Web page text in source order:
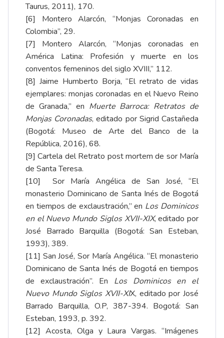
Taurus, 2011), 170.
[6] Montero Alarcón, “Monjas Coronadas en
Colombia”, 29.
[7] Montero Alarcón, “Monjas coronadas en
América Latina: Profesión y muerte en los
conventos femeninos del siglo XVIII,” 112.
[8] Jaime Humberto Borja, “El retrato de vidas
ejemplares: monjas coronadas en el Nuevo Reino
de Granada,” en Muerte Barroca: Retratos de
Monjas Coronadas, editado por Sigrid Castañeda
(Bogotá: Museo de Arte del Banco de la
República, 2016), 68.
[9] Cartela del Retrato post mortem de sor María
de Santa Teresa.
[10] Sor María Angélica de San José, “El
monasterio Dominicano de Santa Inés de Bogotá
en tiempos de exclaustración,” en Los Dominicos
en el Nuevo Mundo Siglos XVII-XIX, editado por
José Barrado Barquilla (Bogotá: San Esteban,
1993), 389.
[11] San José, Sor María Angélica. “El monasterio
Dominicano de Santa Inés de Bogotá en tiempos
de exclaustración”. En Los Dominicos en el
Nuevo Mundo Siglos XVII-XIX, editado por José
Barrado Barquilla, O.P, 387-394. Bogotá: San
Esteban, 1993, p. 392.
[12] Acosta, Olga y Laura Vargas. “Imágenes